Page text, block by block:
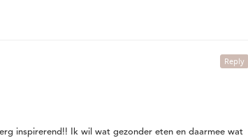
Reply
inspirerend!! Ik wil wat gezonder eten en daarmee wat